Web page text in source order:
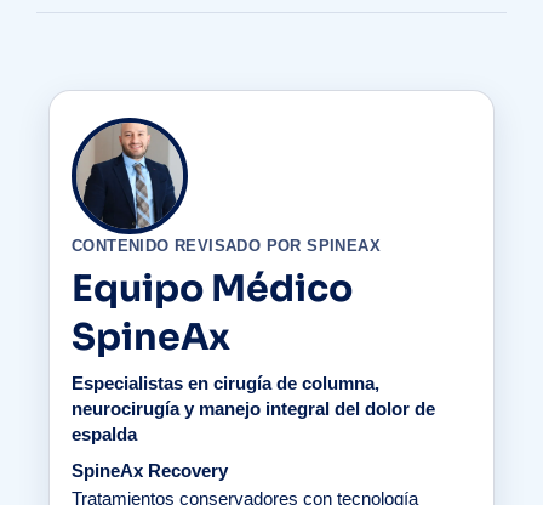
CONTENIDO REVISADO POR SPINEAX
Equipo Médico
SpineAx
Especialistas en cirugía de columna,
neurocirugía y manejo integral del dolor de
espalda
SpineAx Recovery
Tratamientos conservadores con tecnología